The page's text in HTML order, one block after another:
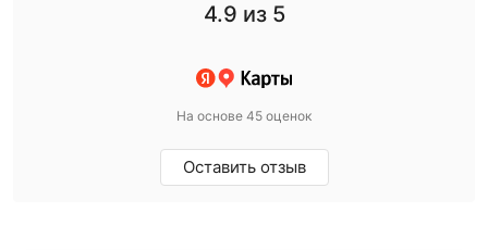
4.9 из 5
На основе 45 оценок
Оставить отзыв